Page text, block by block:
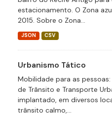
estacionamento. O Zona
2015. Sobre o Zona...
JSON CSV
Urbanismo Tático
Mobilidade para as
de Trânsito e Transporte
implantado, em diversos
trânsito calmo,...